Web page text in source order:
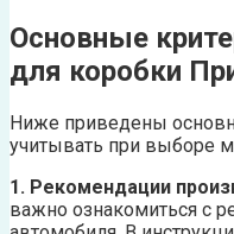
Основные
для коробки
Ниже приведены
учитывать при выборе
1. Рекомендации
важно ознакомиться с